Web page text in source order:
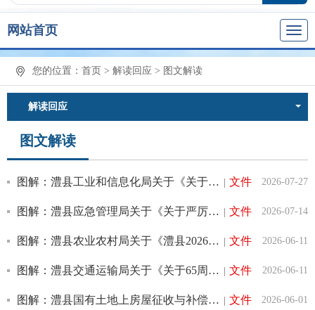
网站首页
您的位置： 首页 > 解读回应 > 图文解读
解读回应
图文解读
文件
图解：澧县工业和信息化局关于《关于进一步加强澧县电网建设保障工作的通知》政... 2026-07-27
文件
图解：澧县应急管理局关于《关于严厉打击烟花爆竹违法违规行为暨有奖征集相关线... 2026-07-14
文件
图解：澧县农业农村局关于《澧县2026年度耕地地力保护补贴实施方案》的政策解读 2026-06-11
文件
图解：澧县交通运输局关于《关于65周岁及以上老年人乘坐城区公交享受票价优惠政... 2026-06-11
文件
图解：澧县国有土地上房屋征收与补偿工作办公室关于《澧县国有土地上房屋征收与... 2026-06-01